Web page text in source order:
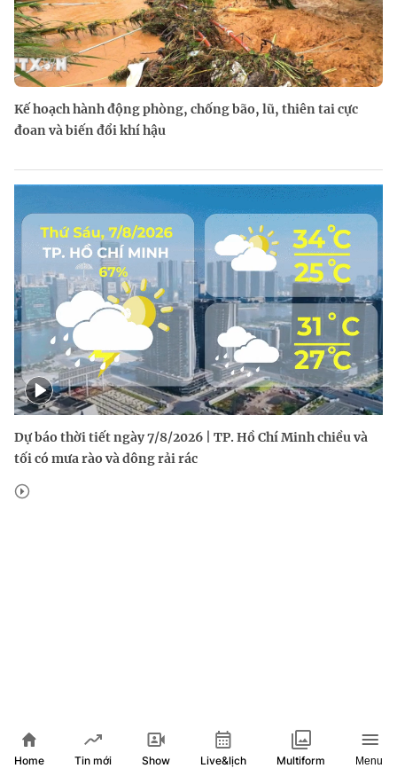
Kế hoạch hành động phòng, chống bão, lũ, thiên tai cực
đoan và biến đổi khí hậu
Dự báo thời tiết ngày 7/8/2026 | TP. Hồ Chí Minh chiều và
tối có mưa rào và dông rải rác
Home Tin mới Show Live&lịch Multiform Menu